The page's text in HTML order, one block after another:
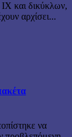
και δικύκλων,
αρχίσει...
να